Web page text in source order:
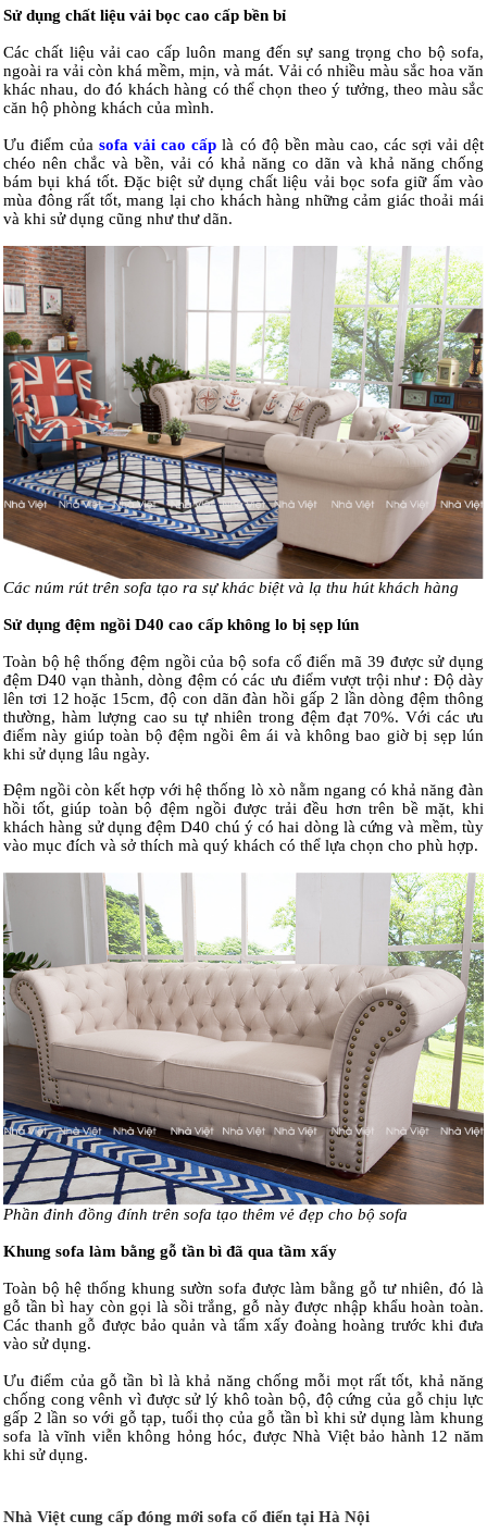
Sử dụng chất liệu vải bọc cao cấp bền bỉ
Các chất liệu vải cao cấp luôn mang đến sự sang trọng cho bộ sofa,
ngoài ra vải còn khá mềm, mịn, và mát. Vải có nhiều màu sắc hoa văn
khác nhau, do đó khách hàng có thể chọn theo ý tưởng, theo màu sắc
căn hộ phòng khách của mình.
Ưu điểm củasofa vải cao cấp là có độ bền màu cao, các sợi vải dệt
chéo nên chắc và bền, vải có khả năng co dãn và khả năng chống
bám bụi khá tốt. Đặc biệt sử dụng chất liệu vải bọc sofa giữ ấm vào
mùa đông rất tốt, mang lại cho khách hàng những cảm giác thoải mái
và khi sử dụng cũng như thư dãn.
Các núm rút trên sofa tạo ra sự khác biệt và lạ thu hút khách hàng
Sử dụng đệm ngồi D40 cao cấp không lo bị sẹp lún
Toàn bộ hệ thống đệm ngồi của bộ sofa cổ điển mã 39 được sử dụng
đệm D40 vạn thành, dòng đệm có các ưu điểm vượt trội như : Độ dày
lên tơi 12 hoặc 15cm, độ con dãn đàn hồi gấp 2 lần dòng đệm thông
thường, hàm lượng cao su tự nhiên trong đệm đạt 70%. Với các ưu
điểm này giúp toàn bộ đệm ngồi êm ái và không bao giờ bị sẹp lún
khi sử dụng lâu ngày.
Đệm ngồi còn kết hợp với hệ thống lò xò nằm ngang có khả năng đàn
hồi tốt, giúp toàn bộ đệm ngồi được trải đều hơn trên bề mặt, khi
khách hàng sử dụng đệm D40 chú ý có hai dòng là cứng và mềm, tùy
vào mục đích và sở thích mà quý khách có thể lựa chọn cho phù hợp.
Phần đinh đồng đính trên sofa tạo thêm vẻ đẹp cho bộ sofa
Khung sofa làm bằng gỗ tần bì đã qua tầm xấy
Toàn bộ hệ thống khung sườn sofa được làm bằng gỗ tư nhiên, đó là
gỗ tần bì hay còn gọi là sồi trắng, gỗ này được nhập khẩu hoàn toàn.
Các thanh gỗ được bảo quản và tẩm xấy đoàng hoàng trước khi đưa
vào sử dụng.
Ưu điểm của gỗ tần bì là khả năng chống mỗi mọt rất tốt, khả năng
chống cong vênh vì được sử lý khô toàn bộ, độ cứng của gỗ chịu lực
gấp 2 lần so với gỗ tạp, tuổi thọ của gỗ tần bì khi sử dụng làm khung
sofa là vĩnh viễn không hỏng hóc, được Nhà Việt bảo hành 12 năm
khi sử dụng.
Nhà Việt cung cấp đóng mới sofa cổ điển tại Hà Nội